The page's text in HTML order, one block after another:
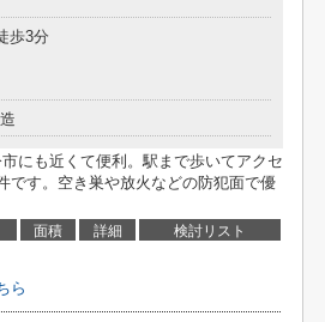
歩3分
にも近くて便利。駅まで歩いてアクセ
です。空き巣や放火などの防犯面で優
面積 詳細 検討リスト
ら